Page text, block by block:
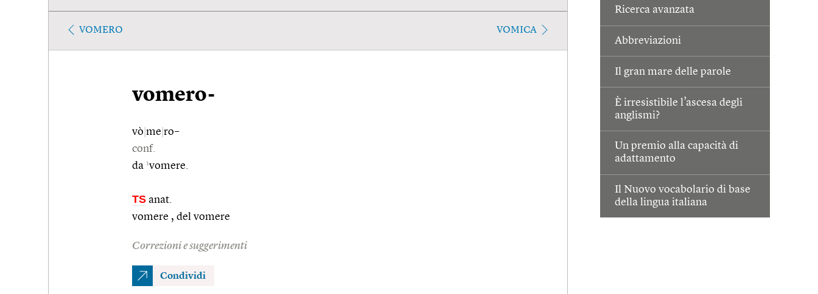
Ricerca avanzata
Abbreviazioni
Il gran mare delle parole
È irresistibile l’ascesa degli
anglismi?
Un premio alla capacità di
adattamento
Il Nuovo vocabolario di base
della lingua italiana
VOMERO VOMICA
vomero-
vò me ro–
conf.
da 1vomere.
TS anat.
vomere , del vomere
Correzioni e suggerimenti
Condividi